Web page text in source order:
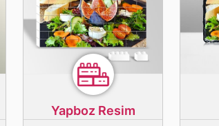
Yapboz Resim